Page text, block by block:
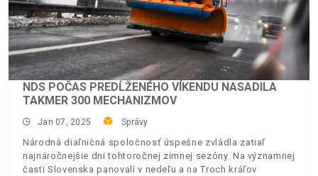
NDS POČAS PREDĹŽENÉHO VÍKENDU NASADILA
TAKMER 300 MECHANIZMOV
Jan 07, 2025 Správy
Národná diaľničná spoločnosť úspešne zvládla zatiaľ
najnáročnejšie dni tohtoročnej zimnej sezóny. Na významnej
časti Slovenska panovali v nedeľu a na Troch kráľov